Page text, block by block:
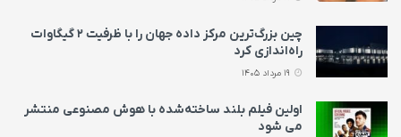
چین بزرگ‌ترین مرکز داده جهان را با ظرفیت ۲ گیگاوات
راه‌اندازی کرد
اولین فیلم بلند ساخته‌شده با هوش مصنوعی منتشر
می‌ شود